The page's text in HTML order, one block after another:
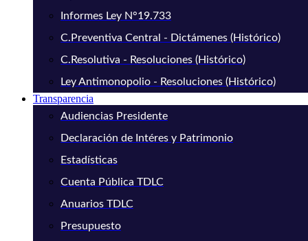
Informes Ley N°19.733
C.Preventiva Central - Dictámenes (Histórico)
C.Resolutiva - Resoluciones (Histórico)
Ley Antimonopolio - Resoluciones (Histórico)
Transparencia
Audiencias Presidente
Declaración de Intéres y Patrimonio
Estadísticas
Cuenta Pública TDLC
Anuarios TDLC
Presupuesto